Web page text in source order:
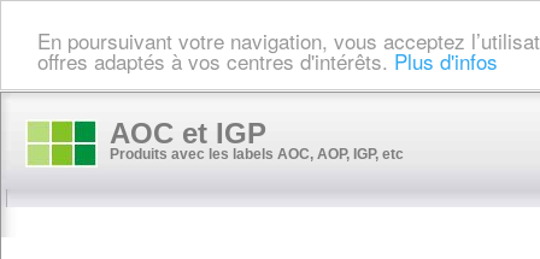
En poursuivant votre navigation, vous acceptez
offres adaptés à vos centres d'intérêts. Plus d'infos
AOC et IGP
Produits avec les labels AOC, AOP, IGP, etc